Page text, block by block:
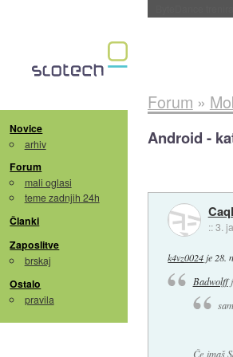
Novice
arhiv
Forum
mali oglasi
teme zadnjih 24h
Članki
Zaposlitve
brskaj
Ostalo
pravila
Forum »
Android -
::3.
k4vz0024 je 28.
Badwolff
Če imaš